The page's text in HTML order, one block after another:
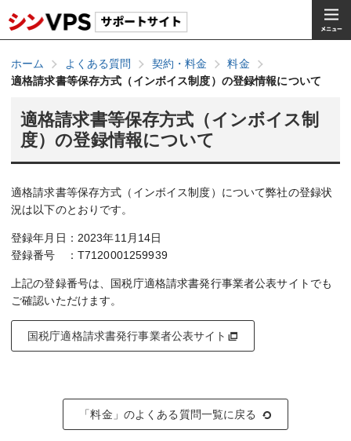
ホーム よくある質問 契約・料金
料金
適格請求書等保存方式（インボイス制度）の登録情報について
適格請求書等保存方式（インボイス制
度）の登録情報について
適格請求書等保存方式（インボイス制度）について弊社の登録状
況は以下のとおりです。
登録年月日：2023年11月14日
登録番号 ：T7120001259939
上記の登録番号は、国税庁適格請求書発行事業者公表サイトでも
ご確認いただけます。
国税庁適格請求書発行事業者公表サイト
「料金」のよくある質問一覧に戻る